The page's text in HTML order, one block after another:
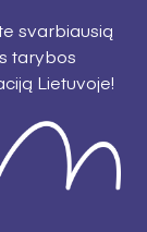
svarbiausią
tarybos
Lietuvoje!